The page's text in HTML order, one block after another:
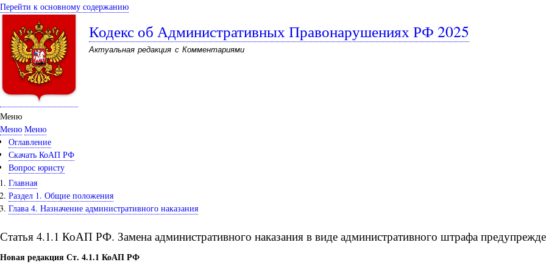
Перейти к основному содержанию
Кодекс об Административных Правонарушениях РФ 2025
Актуальная редакция с Комментариями
Меню
Меню Меню
Оглавление
Скачать КоАП РФ
Вопрос юристу
Главная
Раздел 1. Общие положения
Глава 4. Назначение административного наказания
Статья 4.1.1 КоАП РФ. Замена административного наказания в виде административного штрафа
Новая редакция Ст. 4.1.1 КоАП РФ